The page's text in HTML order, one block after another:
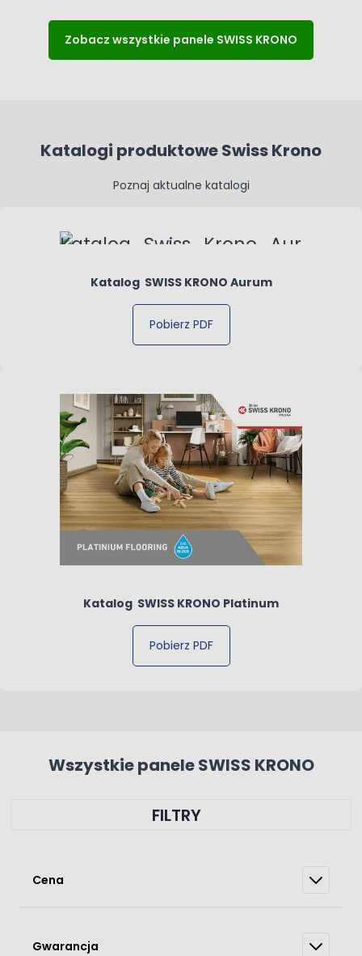
Zobacz wszystkie panele SWISS KRONO
Katalogi produktowe Swiss Krono
Poznaj aktualne katalogi
Katalog SWISS KRONO Aurum
Pobierz PDF
Katalog SWISS KRONO Platinum
Pobierz PDF
Wszystkie panele SWISS KRONO
FILTRY
Cena
Gwarancja